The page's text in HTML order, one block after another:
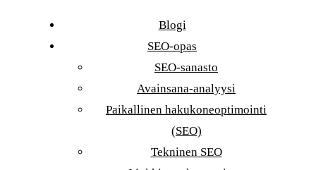
Blogi
SEO-opas
SEO-sanasto
Avainsana-analyysi
Paikallinen hakukoneoptimointi
(SEO)
Tekninen SEO